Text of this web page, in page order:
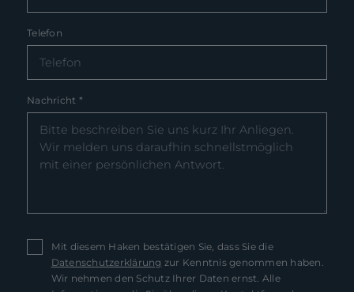
Telefon
Nachricht *
Mit diesem Haken bestätigen Sie, dass Sie die
Datenschutzerklärung zur Kenntnis genommen haben.
Wir nehmen den Schutz Ihrer Daten ernst. Alle